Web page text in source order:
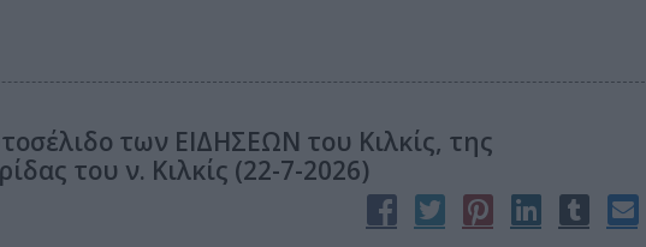
των ΕΙΔΗΣΕΩΝ του Κιλκίς, της
του ν. Κιλκίς (22-7-2026)